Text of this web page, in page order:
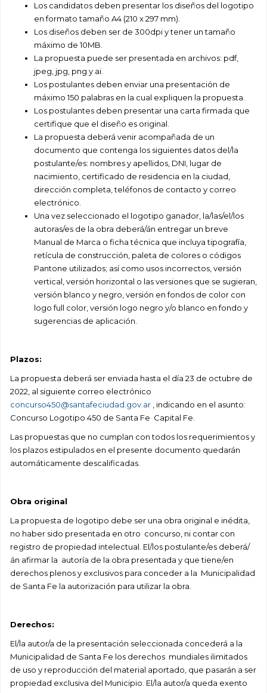
Los candidatos deben presentar los diseños del logotipo
en formato tamaño A4 (210 x 297 mm).
Los diseños deben ser de 300dpi y tener un tamaño
máximo de 10MB.
La propuesta puede ser presentada en archivos: pdf,
jpeg, jpg, png y ai.
Los postulantes deben enviar una presentación de
máximo 150 palabras en la cual expliquen la propuesta.
Los postulantes deben presentar una carta firmada que
certifique que el diseño es original.
La propuesta deberá venir acompañada de un
documento que contenga los siguientes datos del/la
postulante/es: nombres y apellidos, DNI, lugar de
nacimiento, certificado de residencia en la ciudad,
dirección completa, teléfonos de contacto y correo
electrónico.
Una vez seleccionado el logotipo ganador, la/las/el/los
autoras/es de la obra deberá/án entregar un breve
Manual de Marca o ficha técnica que incluya tipografía,
retícula de construcción, paleta de colores o códigos
Pantone utilizados; así como usos incorrectos, versión
vertical, versión horizontal o las versiones que se sugieran,
versión blanco y negro, versión en fondos de color con
logo full color, versión logo negro y/o blanco en fondo y
sugerencias de aplicación.
Plazos:
La propuesta deberá ser enviada hasta el día 23 de octubre de
2022, al siguiente correo electrónico
concurso450@santafeciudad.gov.ar , indicando en el asunto:
Concurso Logotipo 450 de Santa Fe Capital Fe.
Las propuestas que no cumplan con todos los requerimientos y
los plazos estipulados en el presente documento quedarán
automáticamente descalificadas.
Obra original
La propuesta de logotipo debe ser una obra original e inédita,
no haber sido presentada en otro concurso, ni contar con
registro de propiedad intelectual. El/los postulante/es deberá/
án afirmar la autoría de la obra presentada y que tiene/en
derechos plenos y exclusivos para conceder a la Municipalidad
de Santa Fe la autorización para utilizar la obra.
Derechos:
El/la autor/a de la presentación seleccionada concederá a la
Municipalidad de Santa Fe los derechos mundiales ilimitados
de uso y reproducción del material aportado, que pasarán a ser
propiedad exclusiva del Municipio. El/la autor/a queda exento